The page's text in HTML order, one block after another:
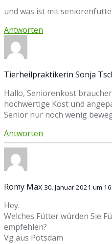
und was ist mit
Antworten
Tierheilpraktikerin Sonja
Hallo, Seniorenkost
hochwertige Kost und
Senior nur noch wenig
Antworten
Romy Max 30. Januar 2021 um
Hey.
Welches Fütter würden Sie
empfehlen?
Vg aus Potsdam